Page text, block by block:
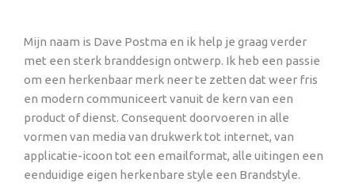
Mijn naam is Dave Postma en ik help je graag verder
met een sterk branddesign ontwerp. Ik heb een passie
om een herkenbaar merk neer te zetten dat weer fris
en modern communiceert vanuit de kern van een
product of dienst. Consequent doorvoeren in alle
vormen van media van drukwerk tot internet, van
applicatie-icoon tot een emailformat, alle uitingen een
eenduidige eigen herkenbare style een Brandstyle.